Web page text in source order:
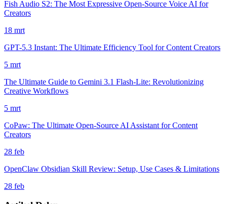
Fish Audio S2: The Most Expressive Open-Source Voice AI for
Creators
18 mrt
GPT-5.3 Instant: The Ultimate Efficiency Tool for Content Creators
5 mrt
The Ultimate Guide to Gemini 3.1 Flash-Lite: Revolutionizing
Creative Workflows
5 mrt
CoPaw: The Ultimate Open-Source AI Assistant for Content
Creators
28 feb
OpenClaw Obsidian Skill Review: Setup, Use Cases & Limitations
28 feb